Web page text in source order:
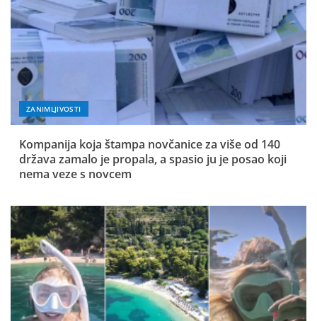
ZANIMLJIVOSTI
Kompanija koja štampa novčanice za više od 140
država zamalo je propala, a spasio ju je posao koji
nema veze s novcem